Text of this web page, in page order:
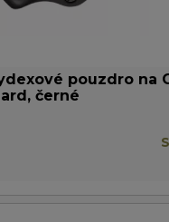
pouzdro na
černé